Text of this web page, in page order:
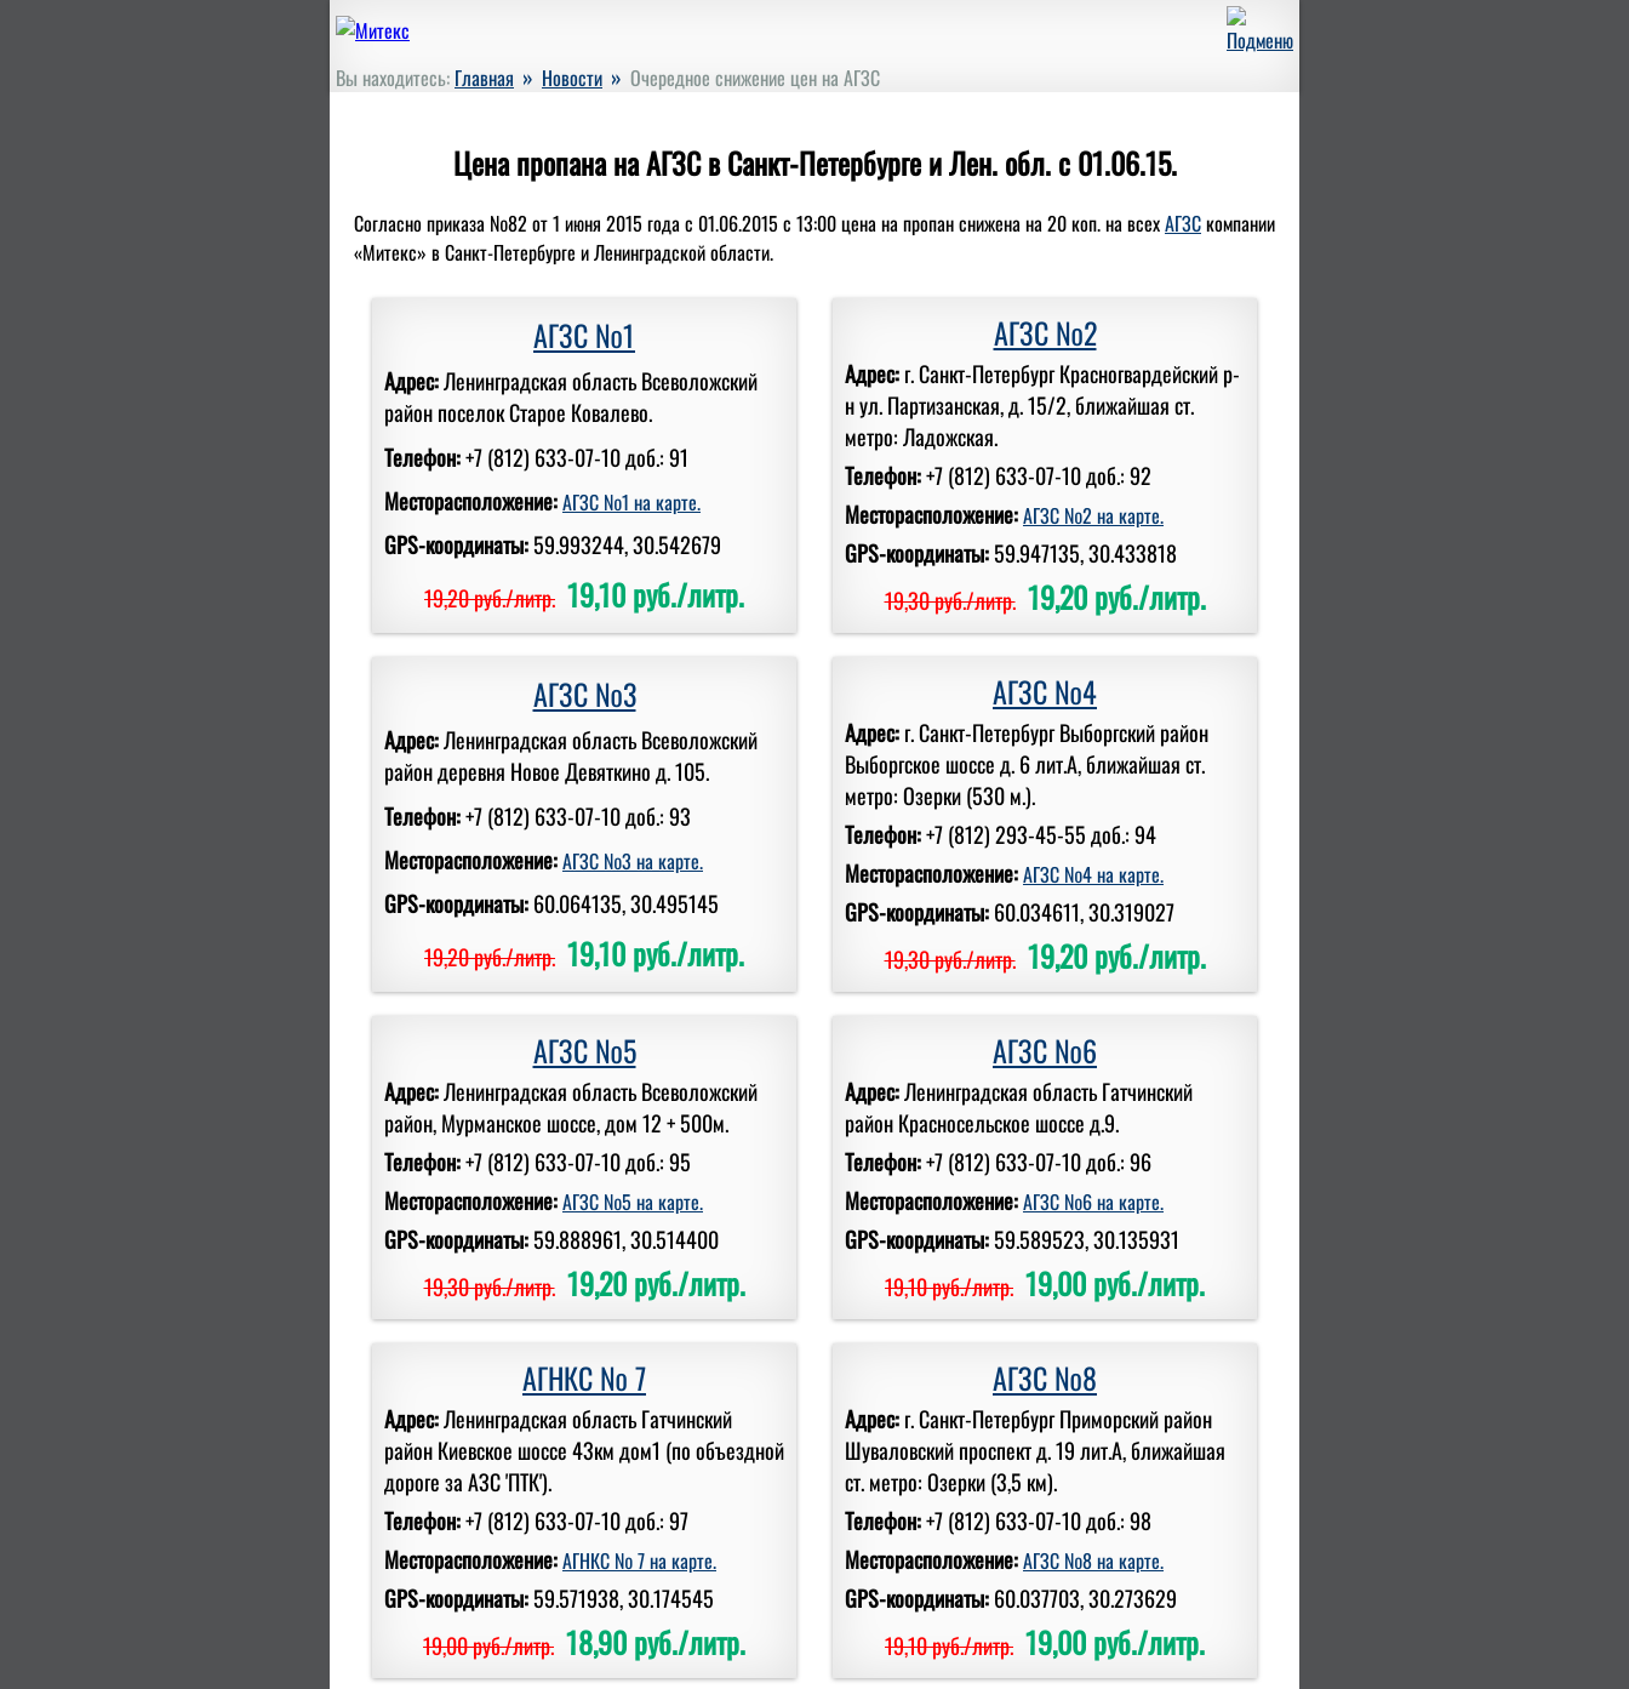
Вы находитесь: Главная » Новости » Очередное снижение цен на АГЗС
Цена пропана на АГЗС в Санкт-Петербурге и Лен. обл. с 01.06.15.
Согласно приказа №82 от 1 июня 2015 года с 01.06.2015 с 13:00 цена на пропан снижена на 20 коп. на всехАГЗСкомпании
«Митекс» в Санкт-Петербурге и Ленинградской области.
АГЗС №1
Адрес:Ленинградская область Всеволожский
район поселок Старое Ковалево.
Телефон:+7 (812) 633-07-10 доб.: 91
Месторасположение:АГЗС №1 на карте.
GPS-координаты:59.993244, 30.542679
19,20 руб./литр. 19,10 руб./литр.
АГЗС №2
Адрес:г. Санкт-Петербург Красногвардейский р-
н ул. Партизанская, д. 15/2, ближайшая ст.
метро: Ладожская.
Телефон:+7 (812) 633-07-10 доб.: 92
Месторасположение:АГЗС №2 на карте.
GPS-координаты:59.947135, 30.433818
19,30 руб./литр. 19,20 руб./литр.
АГЗС №3
Адрес:Ленинградская область Всеволожский
район деревня Новое Девяткино д. 105.
Телефон:+7 (812) 633-07-10 доб.: 93
Месторасположение:АГЗС №3 на карте.
GPS-координаты:60.064135, 30.495145
19,20 руб./литр. 19,10 руб./литр.
АГЗС №4
Адрес:г. Санкт-Петербург Выборгский район
Выборгское шоссе д. 6 лит.А, ближайшая ст.
метро: Озерки (530 м.).
Телефон:+7 (812) 293-45-55 доб.: 94
Месторасположение:АГЗС №4 на карте.
GPS-координаты:60.034611, 30.319027
19,30 руб./литр. 19,20 руб./литр.
АГЗС №5
Адрес:Ленинградская область Всеволожский
район, Мурманское шоссе, дом 12 + 500м.
Телефон:+7 (812) 633-07-10 доб.: 95
Месторасположение:АГЗС №5 на карте.
GPS-координаты:59.888961, 30.514400
19,30 руб./литр. 19,20 руб./литр.
АГЗС №6
Адрес:Ленинградская область Гатчинский
район Красносельское шоссе д.9.
Телефон:+7 (812) 633-07-10 доб.: 96
Месторасположение:АГЗС №6 на карте.
GPS-координаты:59.589523, 30.135931
19,10 руб./литр. 19,00 руб./литр.
АГНКС № 7
Адрес:Ленинградская область Гатчинский
район Киевское шоссе 43км дом1 (по объездной
дороге за АЗС 'ПТК').
Телефон:+7 (812) 633-07-10 доб.: 97
Месторасположение:АГНКС № 7 на карте.
GPS-координаты:59.571938, 30.174545
19,00 руб./литр. 18,90 руб./литр.
АГЗС №8
Адрес:г. Санкт-Петербург Приморский район
Шуваловский проспект д. 19 лит.А, ближайшая
ст. метро: Озерки (3,5 км).
Телефон:+7 (812) 633-07-10 доб.: 98
Месторасположение:АГЗС №8 на карте.
GPS-координаты:60.037703, 30.273629
19,10 руб./литр. 19,00 руб./литр.